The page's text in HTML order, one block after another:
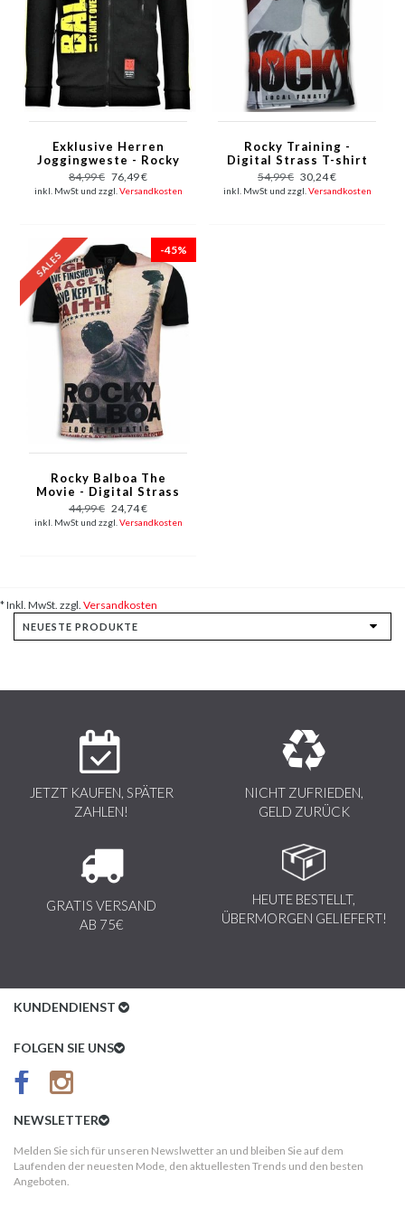
Exklusive Herren
Joggingweste - Rocky
Balboa Boxing -
Schwarz
84,99 € 76,49 €
inkl. MwSt und zzgl. Versandkosten
Rocky Training -
Digital Strass T-shirt
- Schwarz
54,99 € 30,24 €
inkl. MwSt und zzgl. Versandkosten
-45%
Rocky Balboa The
Movie - Digital Strass
Polohemd Herren -
Schwarz
44,99 € 24,74 €
inkl. MwSt und zzgl. Versandkosten
* Inkl. MwSt. zzgl. Versandkosten
JETZT KAUFEN, SPÄTER
ZAHLEN!
NICHT ZUFRIEDEN,
GELD ZURÜCK
GRATIS VERSAND
AB 75€
HEUTE BESTELLT,
ÜBERMORGEN GELIEFERT!
KUNDENDIENST
Kundenservice
AGB
Kundeninformationen
FOLGEN SIE UNS
NEWSLETTER
Melden Sie sich für unseren Newslwetter an und bleiben Sie auf dem
Laufenden der neuesten Mode, den aktuellesten Trends und den besten
Angeboten.